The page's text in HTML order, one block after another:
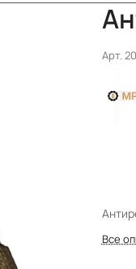
Арт.
Все